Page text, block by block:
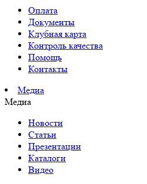
Оплата
Документы
Клубная карта
Контроль качества
Помощь
Контакты
Медиа
Медиа
Новости
Статьи
Презентации
Каталоги
Видео